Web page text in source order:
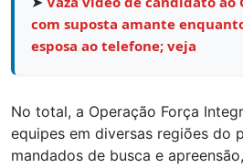
com suposta amante
esposa ao telefone; veja
No total, a Operação Força
equipes em diversas regiões do
mandados de busca e